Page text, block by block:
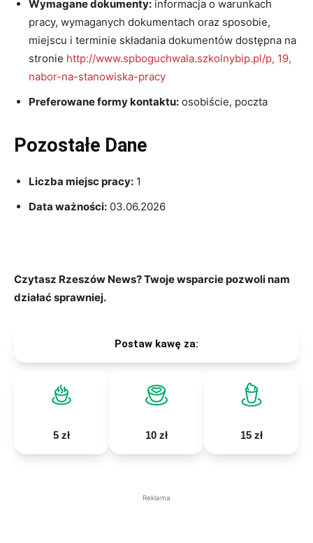
Wymagane dokumenty: informacja o warunkach
pracy, wymaganych dokumentach oraz sposobie,
miejscu i terminie składania dokumentów dostępna na
stronie http://www.spboguchwala.szkolnybip.pl/p, 19,
nabor-na-stanowiska-pracy
Preferowane formy kontaktu: osobiście, poczta
Pozostałe Dane
Liczba miejsc pracy: 1
Data ważności: 03.06.2026
Czytasz Rzeszów News? Twoje wsparcie pozwoli nam
działać sprawniej.
Postaw kawę za:
5 zł 10 zł 15 zł
Reklama